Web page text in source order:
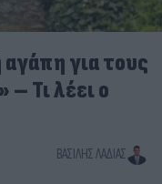
για τους
– Τι λέει ο
ΒΑΣΊΛΗΣ ΛΑΔΙΆΣ